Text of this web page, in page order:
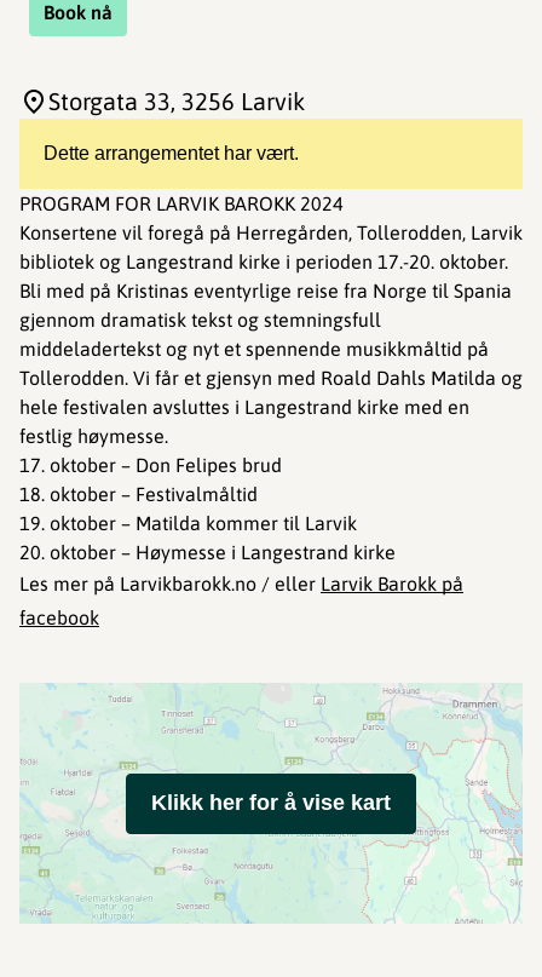
Book nå
Dette arrangementet har vært.
PROGRAM FOR LARVIK BAROKK 2024
Konsertene vil foregå på Herregården, Tollerodden, Larvik
bibliotek og Langestrand kirke i perioden 17.-20. oktober.
Bli med på Kristinas eventyrlige reise fra Norge til Spania
gjennom dramatisk tekst og stemningsfull
middeladertekst og nyt et spennende musikkmåltid på
Tollerodden. Vi får et gjensyn med Roald Dahls Matilda og
hele festivalen avsluttes i Langestrand kirke med en
festlig høymesse.
17. oktober – Don Felipes brud
18. oktober – Festivalmåltid
19. oktober – Matilda kommer til Larvik
20. oktober – Høymesse i Langestrand kirke
Les mer på Larvikbarokk.no / eller Larvik Barokk på
facebook
Storgata 33, 3256 Larvik
Klikk her for å vise kart